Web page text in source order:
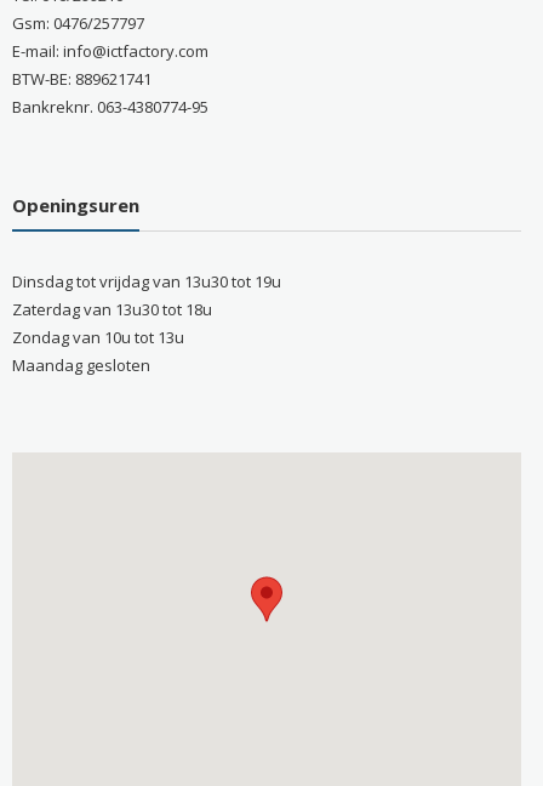
Gsm: 0476/257797
E-mail: info@ictfactory.com
BTW-BE: 889621741
Bankreknr. 063-4380774-95
Openingsuren
Dinsdag tot vrijdag van 13u30 tot 19u
Zaterdag van 13u30 tot 18u
Zondag van 10u tot 13u
Maandag gesloten